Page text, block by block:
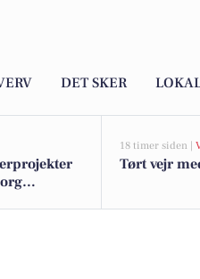
DET SKER
18 timer siden |
Tørt vejr